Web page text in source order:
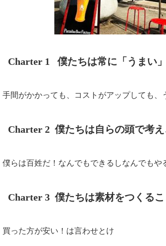
Charter 1 僕たちは常に「うまい
手間がかかっても、コストがアップしても、
Charter 2 僕たちは自らの頭で考
僕らは百姓だ！なんでもできるしなんでも
Charter 3 僕たちは素材をつくる
買った方が安い！は言わせとけ